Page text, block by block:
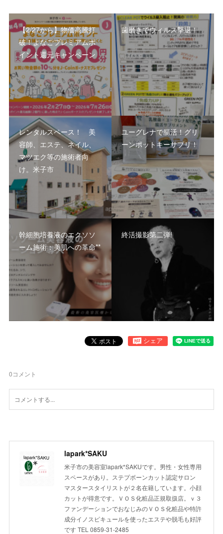
【2/27から】物価高騰打
破！よなごプレミアムポ
イント還元キャンペーン
歯磨きでウィルス撃退！
レンタルスペース！ 美
容師、エステ、ネイル、
マツエク等の施術者向
け。米子市
ユーグレナで腸活！グリ
ーンポットキーサプリ！
幹細胞培養液のエクソソ
ーム施術：美肌への革命**
終活撮影第二弾!
0コメント
lapark*SAKU
米子市の美容室lapark*SAKUです。男性・女性専用
スペースがあり。ステプボーンカット認定サロン
マスタースタイリストが２名在籍しています。小顔
カットが得意です。ＶＯＳ化粧品正規取扱店。ｖ３
ファンデーションでおなじみのＶＯＳ化粧品や特許
成分イノスピキュールを使ったエステや脱毛も好評
です TEL 0859-31-2485